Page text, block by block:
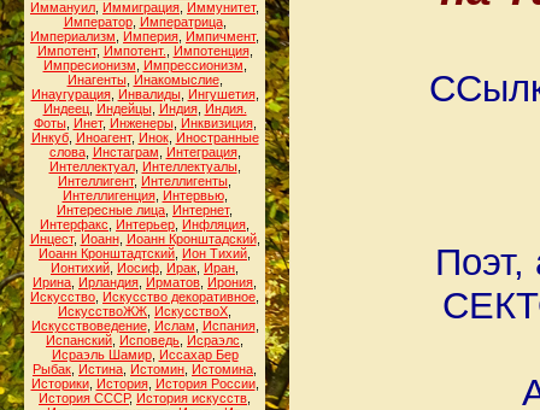
Иммануил Иммиграция Иммунитет,
Император, Императрица,
Империализм
Империя Импичмент,
Импотент, Импотент. Импотенция,
Импресионизм
Импрессионизм
Инагенты, Инакомыслие,
Инаугурация, Инвалиды, Ингушетия,
Индеец, Индейцы, Индия, Индия.
Фоты, Инет, Инженеры, Инквизиция,
Инкуб, Иноагент, Инок, Иностранные
слова, Инстаграм Интеграция,
Интеллектуал, Интеллектуалы,
Интеллигент, Интеллигенты
Интеллигенция, Интервью,
Интересные лица Интернет,
Интерфакс
Интерьер Инфляция
Инцест, Иоанн, Иоанн Кронштадский,
Иоанн Кронштадтский Ион Тихий
Ионтихий Иосиф Ирак Иран
Ирина Ирландия Ирматов Ирония
Искусство Искусство декоративное
ИскусствоЖЖ ИскусствоХ
Искусствоведение, Ислам Испания,
Испанский Исповедь Исраэлс
Исраэль Шамир, Иссахар Бер
Рыбак Истина Истомин Истомина
Историки, История, История России,
История СССР, История искусств